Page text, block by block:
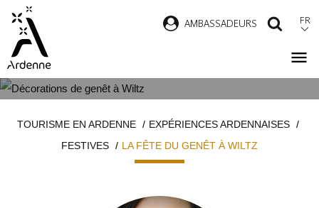
contenu
principal
AMBASSADEURS FR
d'ArianeTOURISME EN ARDENNE
EXPÉRIENCES ARDENNAISES
FESTIVES
LA FÊTE DU GENÊT À WILTZ